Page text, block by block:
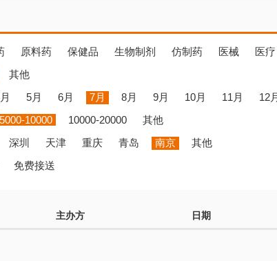
原料药 保健品 生物制剂 仿制药 医械 医疗
其他
5月 6月 7月 8月 9月 10月 11月
12
5000-10000 10000-20000
其他
深圳 天津 重庆 青岛 南京
其他
免费接送
主办方 日期